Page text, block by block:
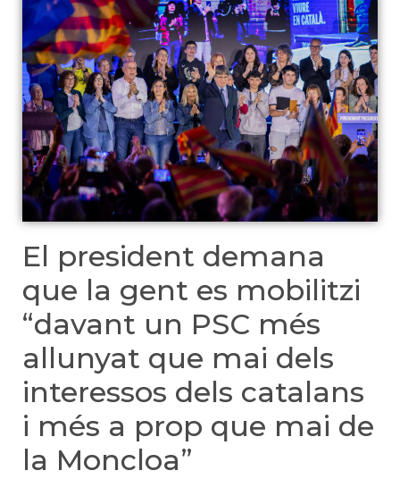
El president demana
que la gent es mobilitzi
“davant un PSC més
allunyat que mai dels
interessos dels catalans
i més a prop que mai de
la Moncloa”